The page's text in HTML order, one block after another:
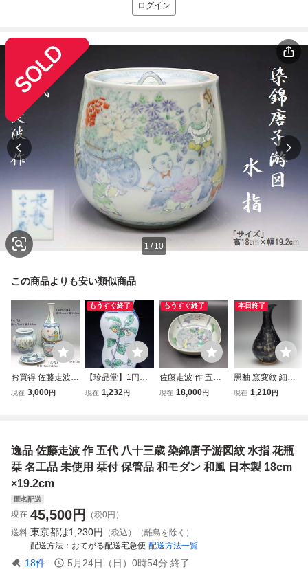
ログイン
1 / 10
この商品よりも安い類似商品
お買得 佐藤走波
作 五代 六代 染錦
名工品 未使用 栞
保管品 日本製
現在 3,000円
もうすぐ終了
【珍品堂】1円か
ら 有田焼 名工 佐
5cm M-C46J-SR5
現在 1,232円
もうすぐ終了
佐藤走波 作 五代 8
2歳 染錦 唐子遊図
現在 18,000円
本日終了
黑釉 窯変紋 細い
首 天目瓶 時代唐
麗 古玩 古董
現在 1,210円
逸品 佐藤走波 作 五代 八十三歳 染錦唐子游図紋 水指 花瓶
栞 名工品 未使用 栞付 保管品 和モダン 和風 日本製 18cm
×19.2cm
匿名配送
現在 45,500円
（税0円）
送料 東京都は1,230円
（税込）（離島を除く）
配送方法
おてがる配送宅急便 配送方法一覧
18件 5月24日（日）0時54分 終了